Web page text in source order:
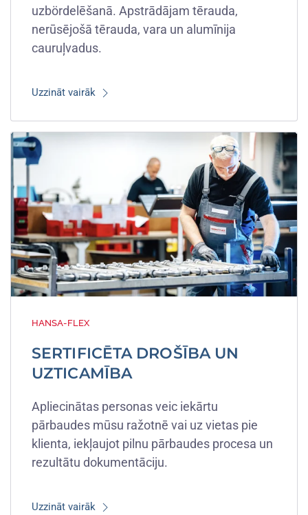
uzbördelēšanā. Apstrādājam tērauda,
nerūsējošā tērauda, vara un alumīnija
cauruļvadus.
Uzzināt vairāk
HANSA-FLEX
SERTIFICĒTA DROŠĪBA UN
UZTICAMĪBA
Apliecinātas personas veic iekārtu
pārbaudes mūsu ražotnē vai uz vietas pie
klienta, iekļaujot pilnu pārbaudes procesa un
rezultātu dokumentāciju.
Uzzināt vairāk